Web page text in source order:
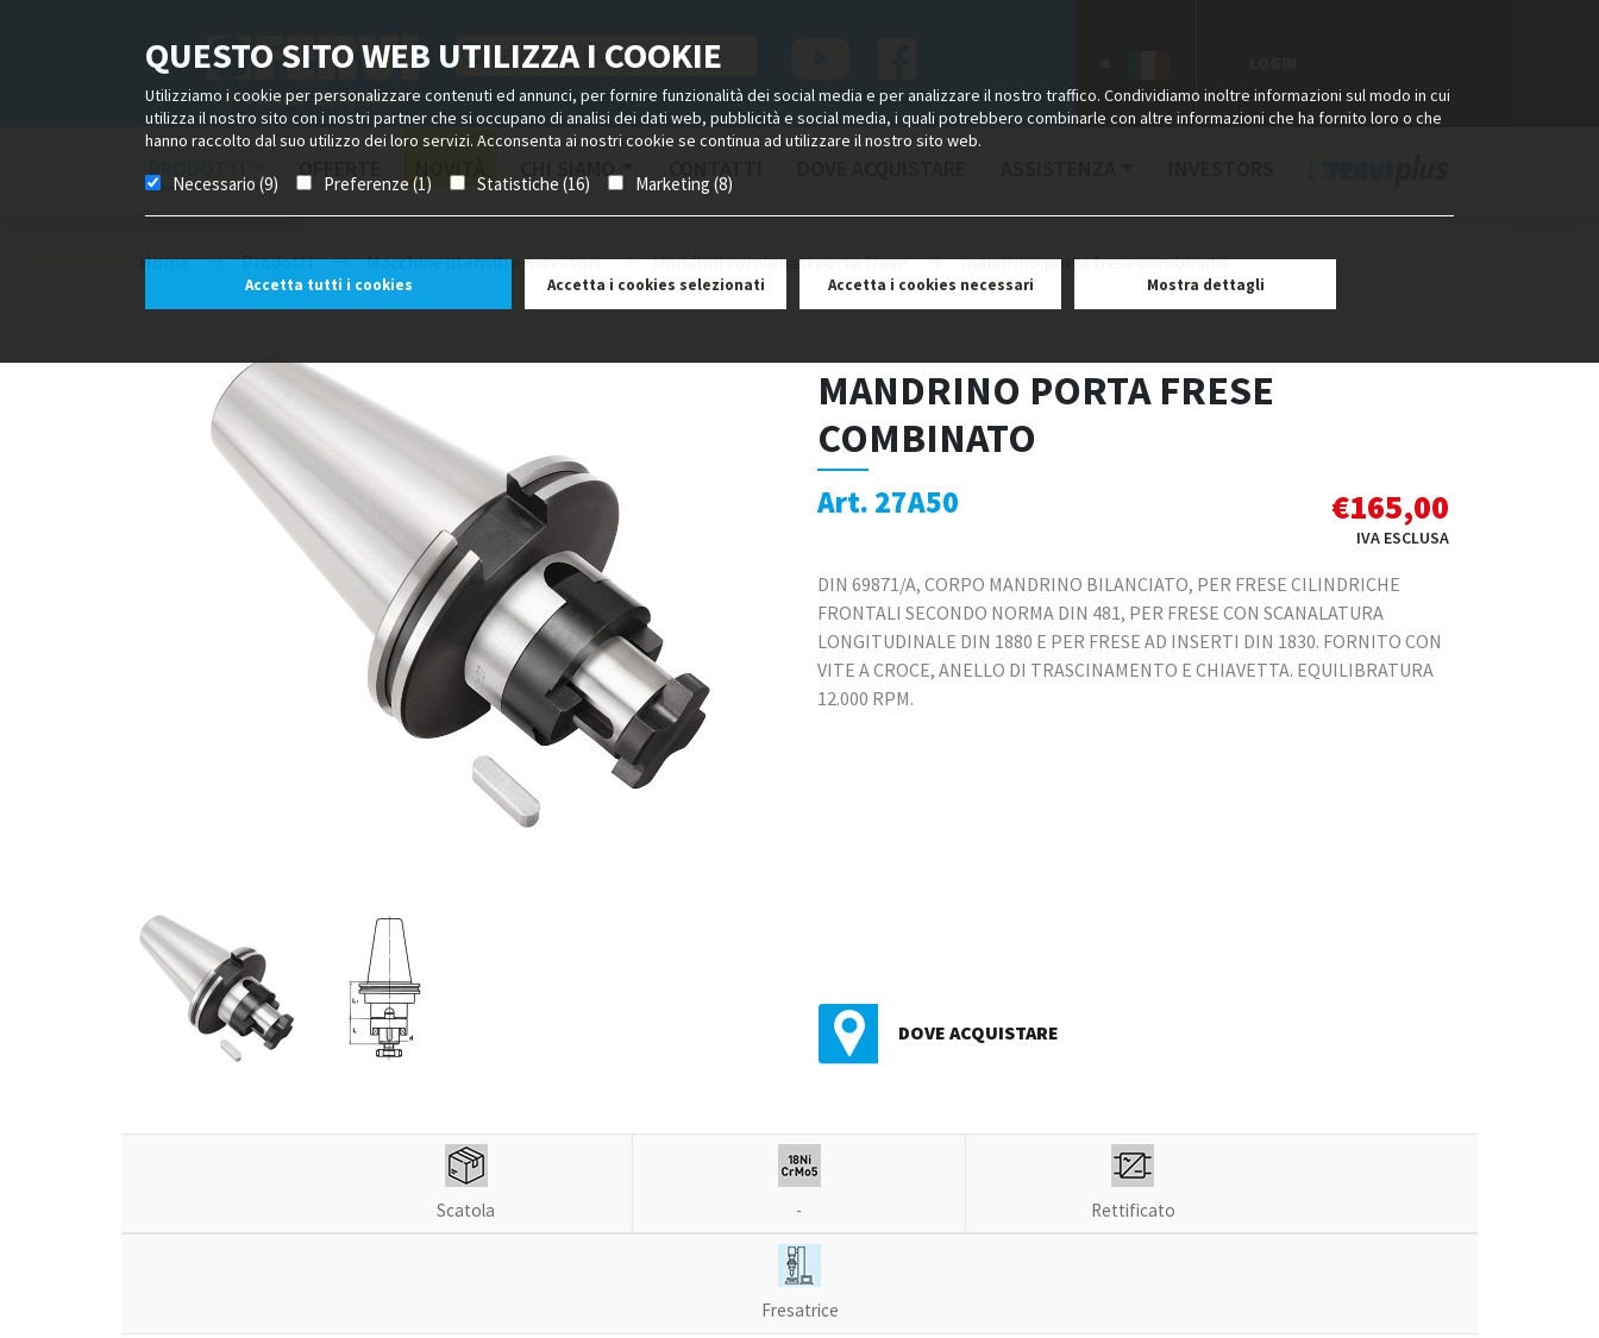
QUESTO SITO WEB UTILIZZA I COOKIE
Utilizziamo i cookie per personalizzare contenuti ed annunci, per fornire funzionalità dei social media e per analizzare il nostro traffico. Condividiamo inoltre informazioni sul modo in cui
utilizza il nostro sito con i nostri partner che si occupano di analisi dei dati web, pubblicità e social media, i quali potrebbero combinarle con altre informazioni che ha fornito loro o che
hanno raccolto dal suo utilizzo dei loro servizi. Acconsenta ai nostri cookie se continua ad utilizzare il nostro sito web.
Necessario (9) Preferenze (1) Statistiche (16) Marketing (8)
Accetta tutti i cookies Accetta i cookies selezionati Accetta i cookies necessari Mostra dettagli
PRODOTTI OFFERTE NOVITÀ CHI SIAMO
Home Prodotti Macchine utensili e accessori Mandrini combinati porta frese mandrino porta frese combinato
MANDRINO PORTA FRESE
COMBINATO
Art. 27A50 €165,00
IVA ESCLUSA
DIN 69871/A, CORPO MANDRINO BILANCIATO, PER FRESE CILINDRICHE
FRONTALI SECONDO NORMA DIN 481, PER FRESE CON SCANALATURA
LONGITUDINALE DIN 1880 E PER FRESE AD INSERTI DIN 1830. FORNITO CON
VITE A CROCE, ANELLO DI TRASCINAMENTO E CHIAVETTA. EQUILIBRATURA
12.000 RPM.
DOVE ACQUISTARE
Scatola - Rettificato
Fresatrice